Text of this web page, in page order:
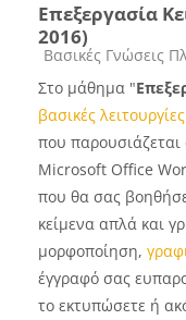
Επεξεργασία
2016)
Course category
Βασικές Γνώσεις
Στο μάθημα "
βασικές λειτουργίες
που
Microsoft Office
που θα σας
κείμενα απλά και
μορφοποίηση,
έγγραφό σας
το εκτυπώσετε ή